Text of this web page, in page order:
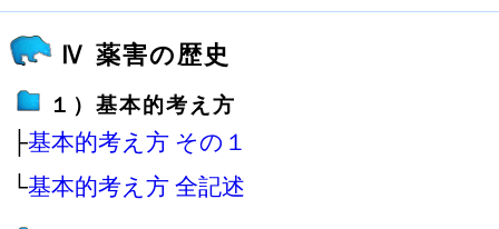
Ⅳ 薬害の歴史
１）基本的考え方
├基本的考え方 その１
└基本的考え方 全記述